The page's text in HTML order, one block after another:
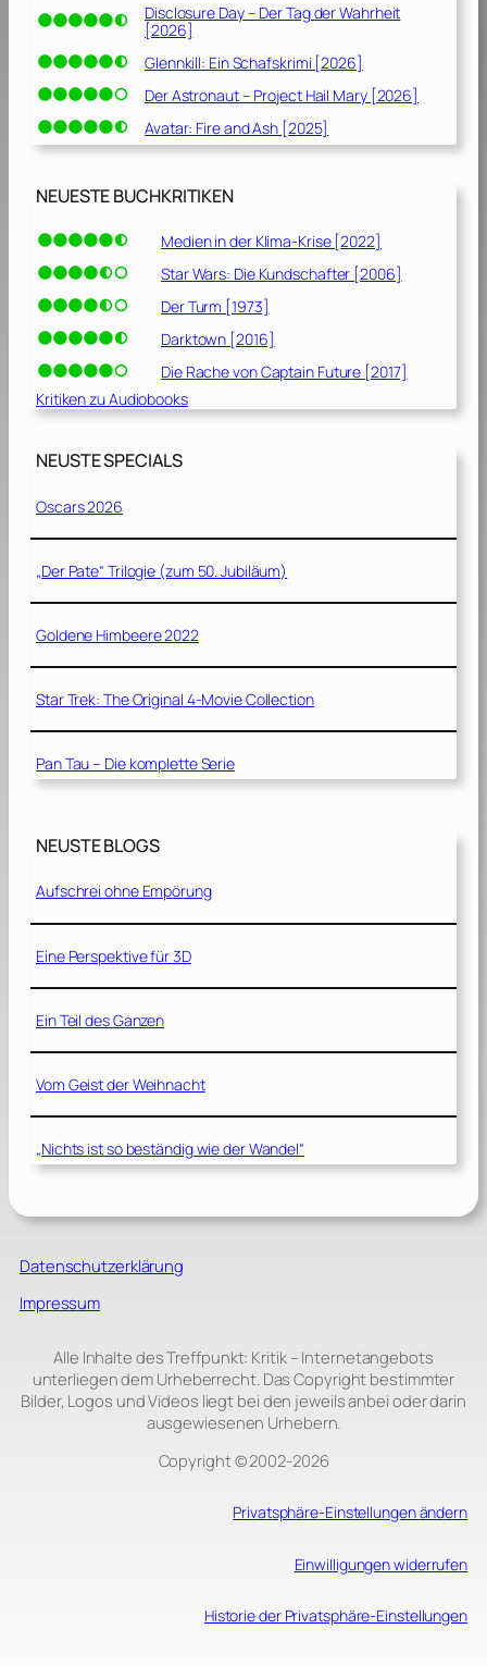
Disclosure Day – Der Tag der Wahrheit
[2026]
Glennkill: Ein Schafskrimi [2026]
Der Astronaut – Project Hail Mary [2026]
Avatar: Fire and Ash [2025]
NEUESTE BUCHKRITIKEN
Medien in der Klima-Krise [2022]
Star Wars: Die Kundschafter [2006]
Der Turm [1973]
Darktown [2016]
Die Rache von Captain Future [2017]
Kritiken zu Audiobooks
NEUSTE SPECIALS
Oscars 2026
„Der Pate“ Trilogie (zum 50. Jubiläum)
Goldene Himbeere 2022
Star Trek: The Original 4-Movie Collection
Pan Tau – Die komplette Serie
NEUSTE BLOGS
Aufschrei ohne Empörung
Eine Perspektive für 3D
Ein Teil des Ganzen
Vom Geist der Weihnacht
„Nichts ist so beständig wie der Wandel“
Datenschutzerklärung
Impressum
Alle Inhalte des Treffpunkt: Kritik – Internetangebots
unterliegen dem Urheberrecht. Das Copyright bestimmter
Bilder, Logos und Videos liegt bei den jeweils anbei oder darin
ausgewiesenen Urhebern.
Copyright © 2002‑2026
Privatsphäre-Einstellungen ändern
Einwilligungen widerrufen
Historie der Privatsphäre-Einstellungen